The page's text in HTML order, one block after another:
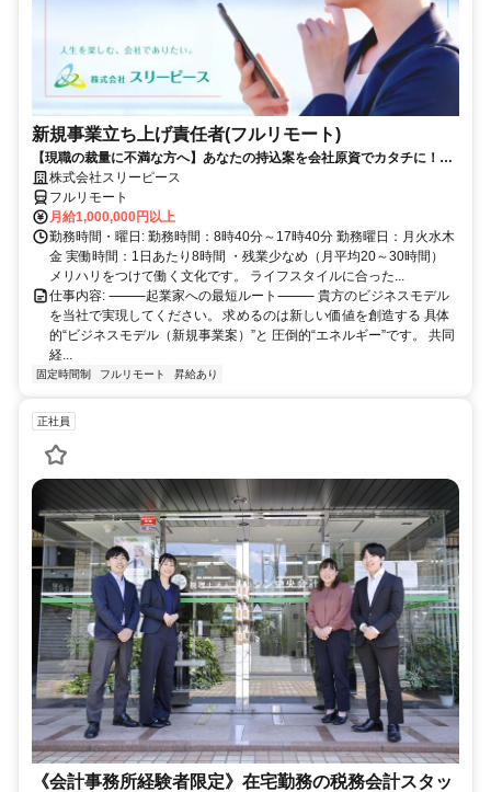
新規事業立ち上げ責任者(フルリモート)
【現職の裁量に不満な方へ】あなたの持込案を会社原資でカタチに！最
短6ヶ月で共同経営者の道へ
株式会社スリーピース
フルリモート
月給1,000,000円以上
勤務時間・曜日: 勤務時間：8時40分～17時40分 勤務曜日：月火水木
金 実働時間：1日あたり8時間 ・残業少なめ（月平均20～30時間）
メリハリをつけて働く文化です。 ライフスタイルに合った...
仕事内容: ⸻起業家への最短ルート⸻ 貴方のビジネスモデル
を当社で実現してください。 求めるのは新しい価値を創造する 具体
的“ビジネスモデル（新規事業案）”と 圧倒的“エネルギー”です。 共同
経...
固定時間制 フルリモート 昇給あり
正社員
《会計事務所経験者限定》在宅勤務の税務会計スタッ